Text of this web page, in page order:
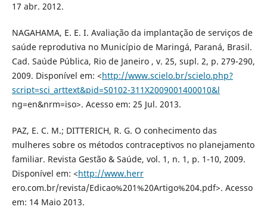
17 abr. 2012.
NAGAHAMA, E. E. I. Avaliação da implantação de serviços de
saúde reprodutiva no Município de Maringá, Paraná, Brasil.
Cad. Saúde Pública, Rio de Janeiro , v. 25, supl. 2, p. 279-290,
2009. Disponível em: <http://www.scielo.br/scielo.php?
script=sci_arttext&pid=S0102-311X2009001400010&l
ng=en&nrm=iso>. Acesso em: 25 Jul. 2013.
PAZ, E. C. M.; DITTERICH, R. G. O conhecimento das
mulheres sobre os métodos contraceptivos no planejamento
familiar. Revista Gestão & Saúde, vol. 1, n. 1, p. 1-10, 2009.
Disponível em: <http://www.herr
ero.com.br/revista/Edicao%201%20Artigo%204.pdf>. Acesso
em: 14 Maio 2013.